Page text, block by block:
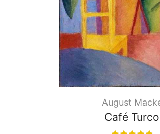
August
Café Turco